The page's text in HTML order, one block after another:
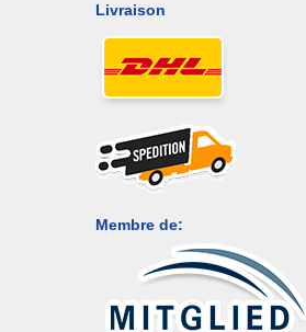
Livraison
Membre de: